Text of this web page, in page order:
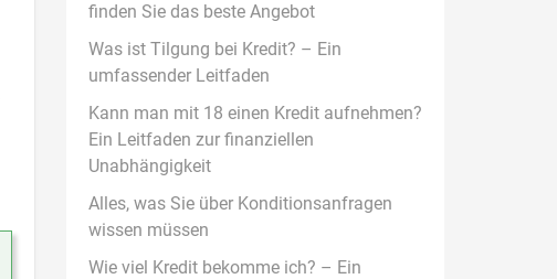
finden Sie das beste Angebot
Was ist Tilgung bei Kredit? – Ein
umfassender Leitfaden
Kann man mit 18 einen Kredit aufnehmen?
Ein Leitfaden zur finanziellen
Unabhängigkeit
Alles, was Sie über Konditionsanfragen
wissen müssen
Wie viel Kredit bekomme ich? – Ein